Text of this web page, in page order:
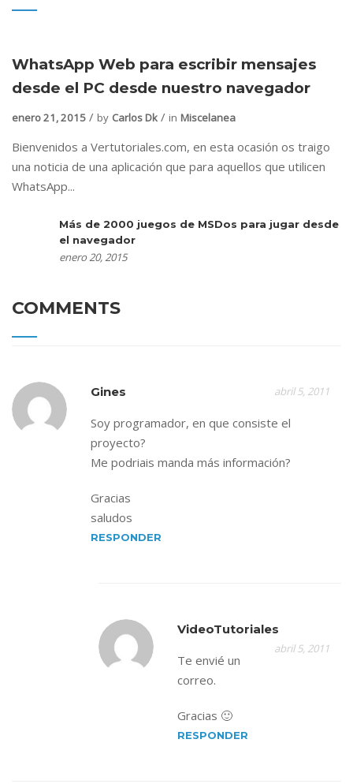
WhatsApp Web para escribir mensajes
desde el PC desde nuestro navegador
enero 21, 2015 by Carlos Dk in Miscelanea
Bienvenidos a Vertutoriales.com, en esta ocasión os traigo
una noticia de una aplicación que para aquellos que utilicen
WhatsApp...
Más de 2000 juegos de MSDos para jugar desde
el navegador
enero 20, 2015
COMMENTS
Gines abril 5, 2011
Soy programador, en que consiste el
proyecto?
Me podriais manda más información?
Gracias
saludos
RESPONDER
VideoTutoriales
abril 5, 2011
Te envié un
correo.
Gracias 🙂
RESPONDER